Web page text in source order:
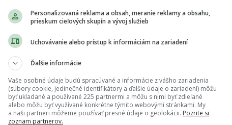
Včera 23:16
Personalizovaná reklama a obsah, meranie reklamy a obsahu,
prieskum cieľových skupín a vývoj služieb
Uchovávanie alebo prístup k informáciám na zariadení
Ďalšie informácie
Vaše osobné údaje budú spracúvané a informácie z vášho zariadenia
(súbory cookie, jedinečné identifikátory a ďalšie údaje o zariadení) môžu
byť ukladané a používané 225 partnermi a môžu s nimi byť zdieľané
alebo môžu byť využívané konkrétne týmito webovými stránkami. My
a naši partneri môžeme používať presné údaje o geolokácii. Pozrite si
zoznam partnerov.